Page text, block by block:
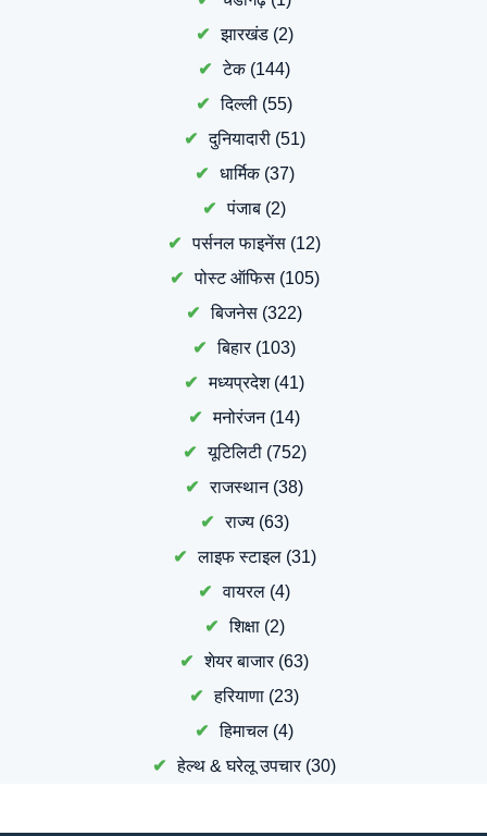
झारखंड(2)
टेक(144)
दिल्ली (55)
दुनियादारी(51)
धार्मिक(37)
पंजाब (2)
पर्सनल फाइनेंस (12)
पोस्ट ऑफिस(105)
बिजनेस (322)
बिहार(103)
मध्यप्रदेश(41)
मनोरंजन(14)
यूटिलिटी(752)
राजस्थान(38)
राज्य(63)
लाइफ स्टाइल(31)
वायरल (4)
शिक्षा(2)
शेयर बाजार(63)
हरियाणा (23)
हिमाचल (4)
हेल्थ & घरेलू उपचार(30)